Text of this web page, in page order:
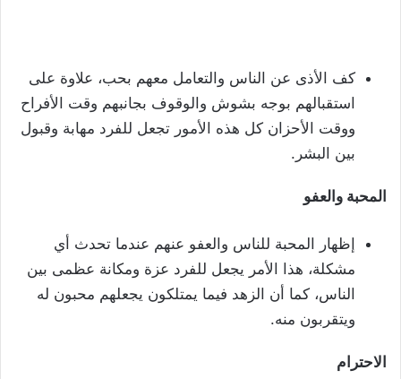
كف الأذى عن الناس والتعامل معهم بحب، علاوة على
استقبالهم بوجه بشوش والوقوف بجانبهم وقت الأفراح
ووقت الأحزان كل هذه الأمور تجعل للفرد مهابة وقبول
بين البشر.
المحبة والعفو
إظهار المحبة للناس والعفو عنهم عندما تحدث أي
مشكلة، هذا الأمر يجعل للفرد عزة ومكانة عظمى بين
الناس، كما أن الزهد فيما يمتلكون يجعلهم محبون له
ويتقربون منه.
الاحترام